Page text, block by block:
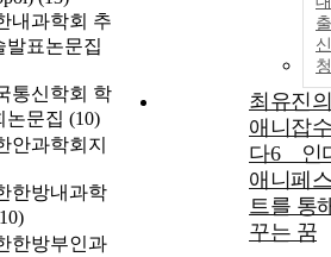
내과학회 추
발표논문집
통신학회 학
논문집 (10)
안과학회지
한방내과학
한방부인과
출
신
청
최유진의
애니잡수
다6 _ 인
애니페스
트를 통
꾸는 꿈